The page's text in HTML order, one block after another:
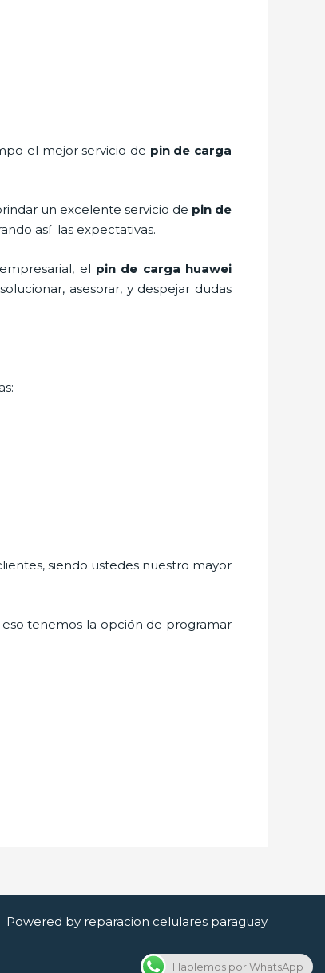
el mejor servicio de pin de carga
un excelente servicio de pin de
así las expectativas.
el pin de carga huawei
asesorar, y despejar dudas
siendo ustedes nuestro mayor
tenemos la opción de programar
Powered by reparacion celulares paraguay
Hablemos por WhatsApp